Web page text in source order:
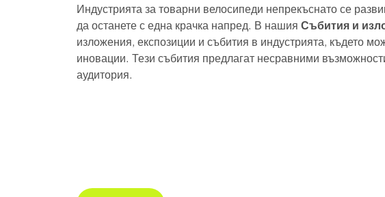
Индустрията за товарни велосипеди непрекъснато се
да останете с една крачка напред. В нашия Събития и
изложения, експозиции и събития в индустрията, където
иновации. Тези събития предлагат несравними
аудитория.